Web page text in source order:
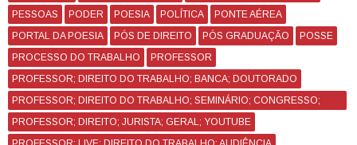
PESSOAS
PODER POESIA POLÍTICA
PONTE AÉREA
PORTAL DA POESIA
PÓS DE DIREITO PÓS GRADUAÇÃO
POSSE
PROCESSO DO TRABALHO
PROFESSOR
PROFESSOR; DIREITO DO TRABALHO; BANCA; DOUTORADO
PROFESSOR; DIREITO DO TRABALHO; SEMINÁRIO; CONGRESSO;
CURSO
PROFESSOR; DIREITO; JURISTA; GERAL; YOUTUBE